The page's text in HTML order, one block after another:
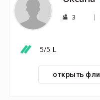
3
5/5 L
открыть